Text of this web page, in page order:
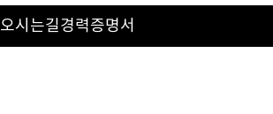
오시는길경력증명서